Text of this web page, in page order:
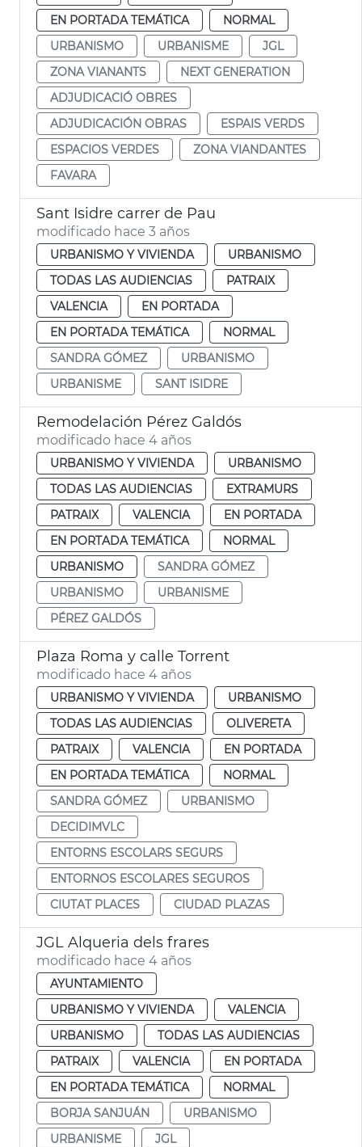
EN PORTADA TEMÁTICA
NORMAL
URBANISMO
URBANISME
JGL
ZONA VIANANTS
NEXT GENERATION
ADJUDICACIÓ OBRES
ADJUDICACIÓN OBRAS
ESPAIS VERDS
ESPACIOS VERDES
ZONA VIANDANTES
FAVARA
Sant Isidre carrer de Pau
modificado hace 3 años
URBANISMO Y VIVIENDA
URBANISMO
TODAS LAS AUDIENCIAS
PATRAIX
VALENCIA
EN PORTADA
EN PORTADA TEMÁTICA
NORMAL
SANDRA GÓMEZ
URBANISMO
URBANISME
SANT ISIDRE
Remodelación Pérez Galdós
modificado hace 4 años
URBANISMO Y VIVIENDA
URBANISMO
TODAS LAS AUDIENCIAS
EXTRAMURS
PATRAIX
VALENCIA
EN PORTADA
EN PORTADA TEMÁTICA
NORMAL
URBANISMO
SANDRA GÓMEZ
URBANISMO
URBANISME
PÉREZ GALDÓS
Plaza Roma y calle Torrent
modificado hace 4 años
URBANISMO Y VIVIENDA
URBANISMO
TODAS LAS AUDIENCIAS
OLIVERETA
PATRAIX
VALENCIA
EN PORTADA
EN PORTADA TEMÁTICA
NORMAL
SANDRA GÓMEZ
URBANISMO
DECIDIMVLC
ENTORNS ESCOLARS SEGURS
ENTORNOS ESCOLARES SEGUROS
CIUTAT PLACES
CIUDAD PLAZAS
JGL Alqueria dels frares
modificado hace 4 años
AYUNTAMIENTO
URBANISMO Y VIVIENDA
VALENCIA
URBANISMO
TODAS LAS AUDIENCIAS
PATRAIX
VALENCIA
EN PORTADA
EN PORTADA TEMÁTICA
NORMAL
BORJA SANJUÁN
URBANISMO
URBANISME
JGL